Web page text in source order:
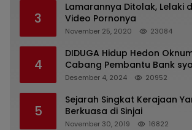
3
Lamarannya Ditolak, Lelaki
Video Pornonya
November 25, 2020 23084
4
DIDUGA Hidup Hedon
Cabang Pembantu Bank
Indonesia Unit Hasan Basri
Milyaran Rupiah dan Bilyet
Terdaftar, OJK Kalsel :
Desember 4, 2024 20952
5
Sejarah Singkat Kerajaan
Berkuasa di Sinjai
November 30, 2019 16822